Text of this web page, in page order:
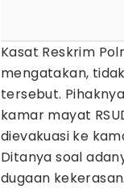
Kasat Reskrim
mengatakan,
tersebut.
kamar mayat
dievakuasi ke
Ditanya soal
dugaan